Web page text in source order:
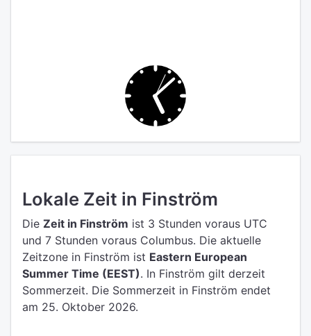
Lokale Zeit in Finström
Die Zeit in Finström ist 3 Stunden voraus UTC
und 7 Stunden voraus Columbus. Die aktuelle
Zeitzone in Finström ist Eastern European
Summer Time (EEST). In Finström gilt derzeit
Sommerzeit. Die Sommerzeit in Finström endet
am 25. Oktober 2026.